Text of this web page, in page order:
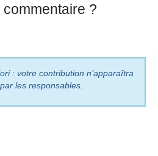
?
: votre contribution n’apparaîtra
les responsables.